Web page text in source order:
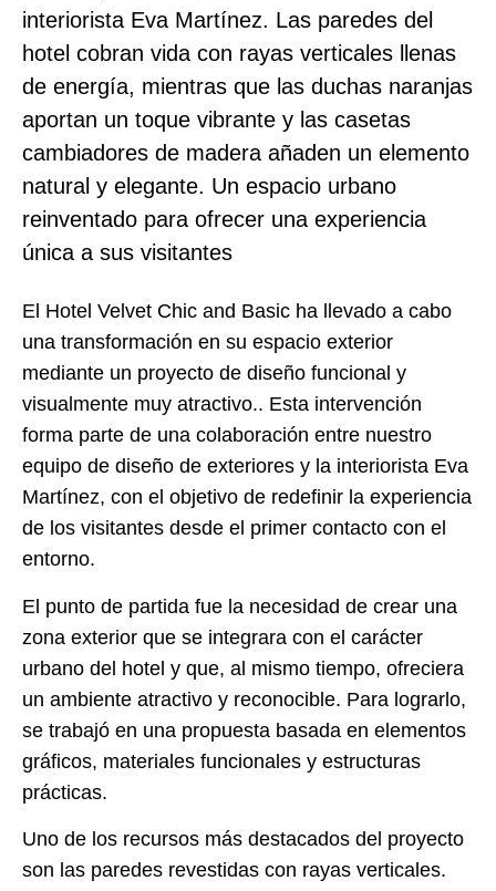
interiorista Eva Martínez. Las paredes del
hotel cobran vida con rayas verticales llenas
de energía, mientras que las duchas naranjas
aportan un toque vibrante y las casetas
cambiadores de madera añaden un elemento
natural y elegante. Un espacio urbano
reinventado para ofrecer una experiencia
única a sus visitantes
El Hotel Velvet Chic and Basic ha llevado a cabo
una transformación en su espacio exterior
mediante un proyecto de diseño funcional y
visualmente muy atractivo.. Esta intervención
forma parte de una colaboración entre nuestro
equipo de diseño de exteriores y la interiorista Eva
Martínez, con el objetivo de redefinir la experiencia
de los visitantes desde el primer contacto con el
entorno.
El punto de partida fue la necesidad de crear una
zona exterior que se integrara con el carácter
urbano del hotel y que, al mismo tiempo, ofreciera
un ambiente atractivo y reconocible. Para lograrlo,
se trabajó en una propuesta basada en elementos
gráficos, materiales funcionales y estructuras
prácticas.
Uno de los recursos más destacados del proyecto
son las paredes revestidas con rayas verticales.